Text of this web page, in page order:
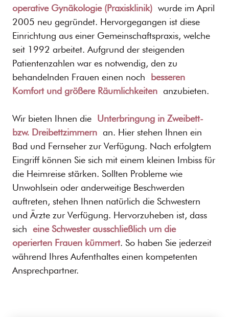
operative Gynäkologie (Praxisklinik) wurde im April
2005 neu gegründet. Hervorgegangen ist diese
Einrichtung aus einer Gemeinschaftspraxis, welche
seit 1992 arbeitet. Aufgrund der steigenden
Patientenzahlen war es notwendig, den zu
behandelnden Frauen einen noch besseren
Komfort und größere Räumlichkeiten anzubieten.
Wir bieten Ihnen die Unterbringung in Zweibett-
bzw. Dreibettzimmern an. Hier stehen Ihnen ein
Bad und Fernseher zur Verfügung. Nach erfolgtem
Eingriff können Sie sich mit einem kleinen Imbiss für
die Heimreise stärken. Sollten Probleme wie
Unwohlsein oder anderweitige Beschwerden
auftreten, stehen Ihnen natürlich die Schwestern
und Ärzte zur Verfügung. Hervorzuheben ist, dass
sich eine Schwester ausschließlich um die
operierten Frauen kümmert. So haben Sie jederzeit
während Ihres Aufenthaltes einen kompetenten
Ansprechpartner.